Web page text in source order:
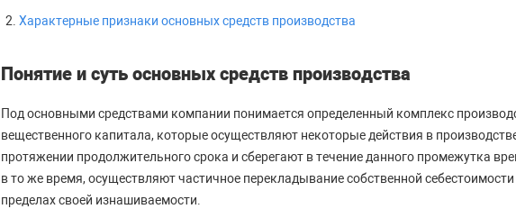
Характерные признаки основных средств производства
Понятие и суть основных средств производства
Под основными средствами компании понимается определенный комплекс
вещественного капитала, которые осуществляют некоторые действия в
протяжении продолжительного срока и сберегают в течение данного промежутка
в то же время, осуществляют частичное перекладывание собственной
пределах своей изнашиваемости.